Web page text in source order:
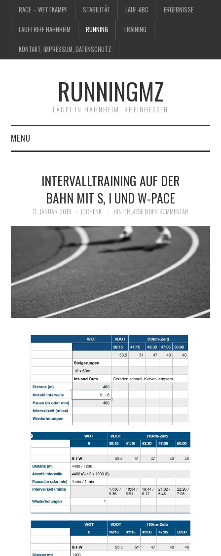
RACE – WETTKAMPF STABILITÄT LAUF-ABC ERGEBNISSE
LAUFTREFF HAHNHEIM RUNNING TRAINING
KONTAKT, IMPRESSUM, DATENSCHUTZ
RUNNINGMZ
LÄUFT IN HAHNHEIM, RHEINHESSEN
MENU
STABILITÄT
LAUF-ABC
ERGEBNISSE
LAUFTREFF HAHNHEIM
RUNNING
TRAINING
KONTAKT, IMPRESSUM,
DATENSCHUTZ
INTERVALLTRAINING AUF DER
BAHN MIT S, I UND W-PACE
11. JANUAR 2019 JOCHENK HINTERLASSE EINEN KOMMENTAR